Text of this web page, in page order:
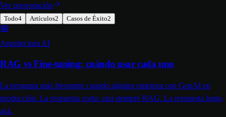
Ver presentación
Todo4 Artículos2 Casos de Éxito2
Arquitectura AI
RAG vs Fine-tuning: cuándo usar cada uno
La pregunta más frecuente cuando alguien empieza con GenAI en
producción. La respuesta corta: casi siempre RAG. La respuesta larga,
acá.